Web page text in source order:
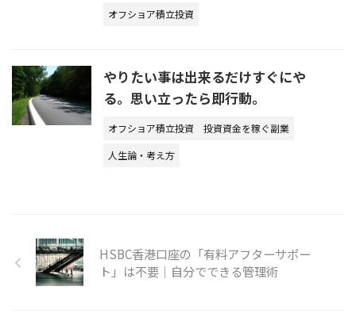
オフショア積立投資
やりたい事は出来るだけすぐにや
る。思い立ったら即行動。
オフショア積立投資
投資資金を稼ぐ副業
人生論・考え方
HSBC香港口座の「有料アフターサポー
ト」は不要｜自分でできる管理術